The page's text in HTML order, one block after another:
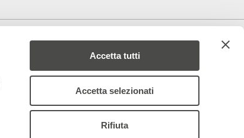
Accetta tutti
Accetta selezionati
Rifiuta
Media Partner